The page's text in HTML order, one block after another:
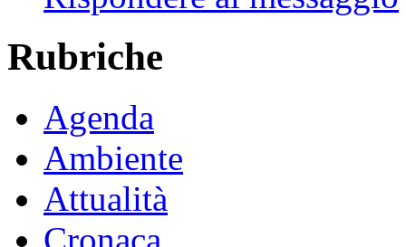
Rubriche
Agenda
Ambiente
Attualità